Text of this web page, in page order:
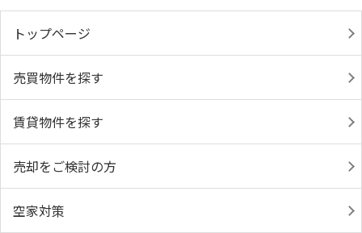
トップページ
売買物件を探す
賃貸物件を探す
売却をご検討の方
空家対策